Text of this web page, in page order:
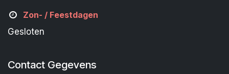
Zon- / Feestdagen
Gesloten
Contact Gegevens